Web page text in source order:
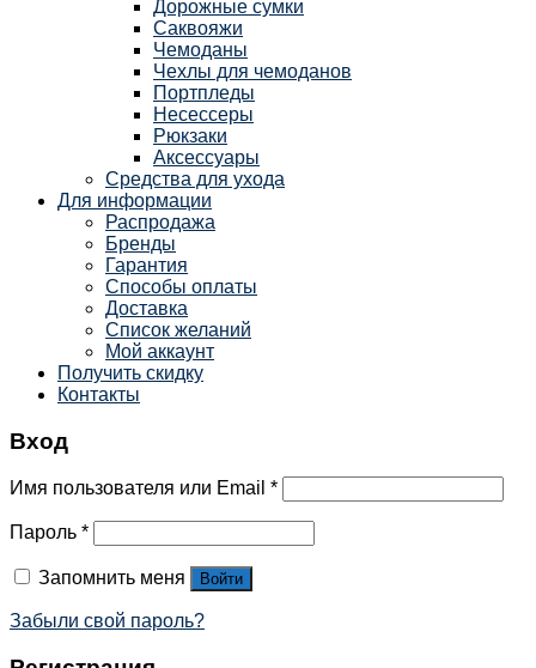
Дорожные сумки
Саквояжи
Чемоданы
Чехлы для чемоданов
Портпледы
Несессеры
Рюкзаки
Аксессуары
Средства для ухода
Для информации
Распродажа
Бренды
Гарантия
Способы оплаты
Доставка
Список желаний
Мой аккаунт
Получить скидку
Контакты
Вход
Имя пользователя или Email *
Пароль *
Запомнить меня Войти
Забыли свой пароль?